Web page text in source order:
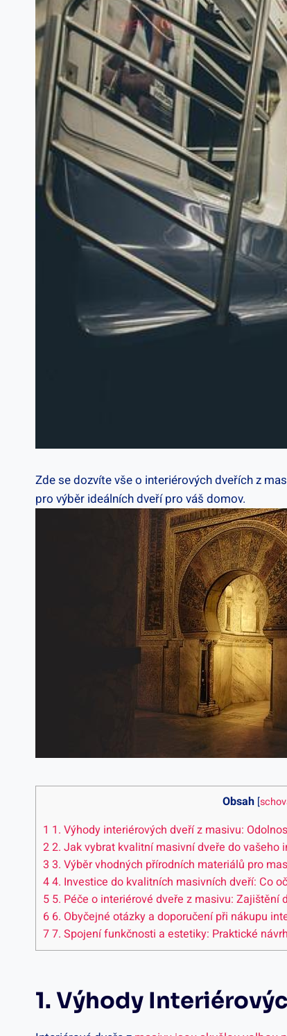
Zde se dozvíte vše o interiérových dveřích z
pro výběr ideálních dveří pro váš domov.
Obsah [
1 1. Výhody interiérových dveří z masivu:
22. Jak vybrat kvalitní masivní dveře do vašeho
3 3. Výběr vhodných přírodních materiálů pro
44. Investice do kvalitních masivních dveří: Co
5 5. Péče o interiérové dveře z masivu:
6 6. Obyčejné otázky a doporučení při nákupu
77. Spojení funkčnosti a estetiky: Praktické
1. Výhody